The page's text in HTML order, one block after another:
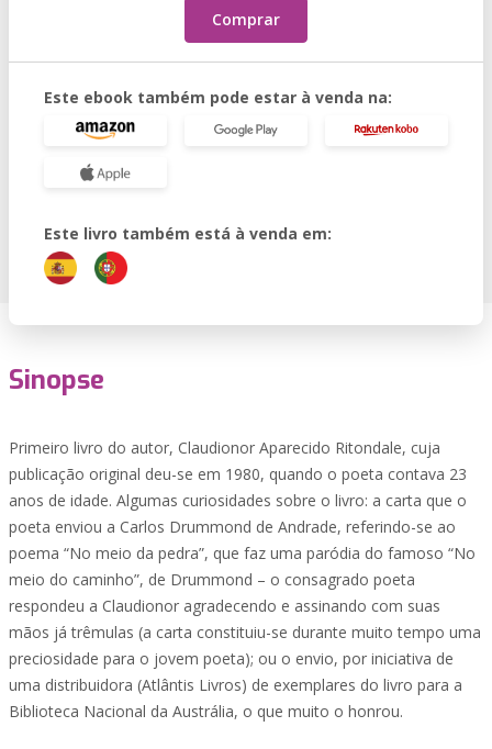
Comprar
Este ebook também pode estar à venda na:
Este livro também está à venda em:
Sinopse
Primeiro livro do autor, Claudionor Aparecido Ritondale, cuja
publicação original deu-se em 1980, quando o poeta contava 23
anos de idade. Algumas curiosidades sobre o livro: a carta que o
poeta enviou a Carlos Drummond de Andrade, referindo-se ao
poema “No meio da pedra”, que faz uma paródia do famoso “No
meio do caminho”, de Drummond – o consagrado poeta
respondeu a Claudionor agradecendo e assinando com suas
mãos já trêmulas (a carta constituiu-se durante muito tempo uma
preciosidade para o jovem poeta); ou o envio, por iniciativa de
uma distribuidora (Atlântis Livros) de exemplares do livro para a
Biblioteca Nacional da Austrália, o que muito o honrou.